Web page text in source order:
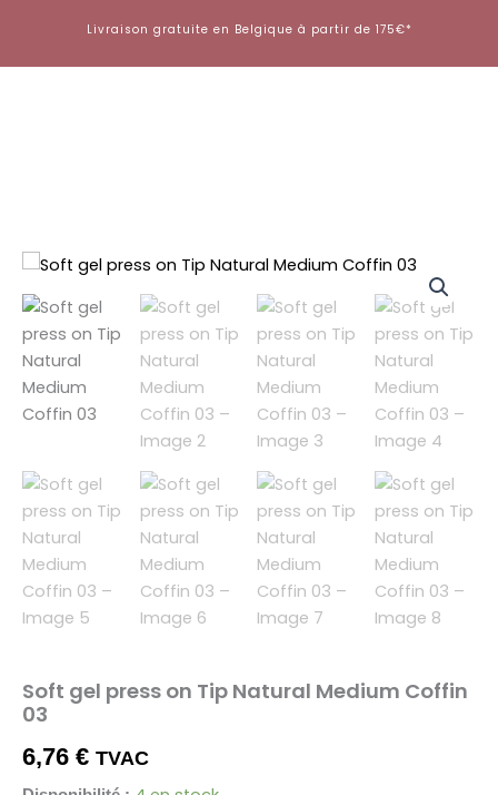
contenu
Livraison gratuite en Belgique à partir de 175€*
Soft gel press on Tip Natural Medium Coffin
03
6,76 € TVAC
quantité
Soft
gel
press
on
Tip
Natural
03